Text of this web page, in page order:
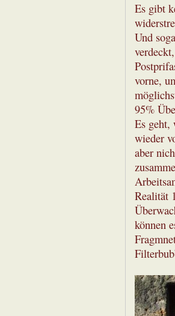
Es gibt
Und
vorne,
95%
Es geht,
wieder
aber
Realität
können